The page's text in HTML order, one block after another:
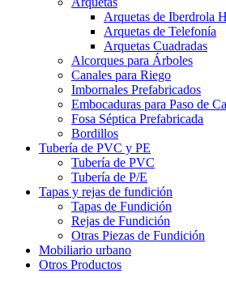
Arquetas de Iberdrola
Arquetas de Telefonía
Arquetas Cuadradas
Alcorques para Árboles
Canales para Riego
Imbornales Prefabricados
Embocaduras para Paso de
Fosa Séptica Prefabricada
Bordillos
Tubería de PVC y PE
Tubería de PVC
Tubería de P/E
Tapas y rejas de fundición
Tapas de Fundición
Rejas de Fundición
Otras Piezas de Fundición
Mobiliario urbano
Otros Productos